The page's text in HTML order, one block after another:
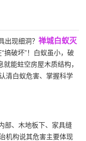
现细洞？ 禅城白蚁灭
搞破坏”！白蚁虽小，破
能蛀空房屋木质结构，
清白蚁危害、掌握科学
部、木地板下、家具缝
机构说其危害主要体现